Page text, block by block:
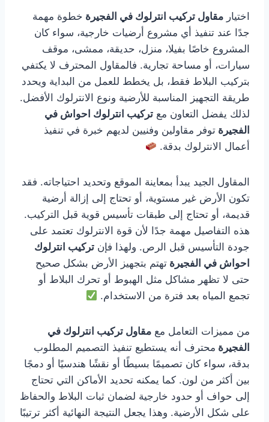
اختيار مقاول تركيب انترلوك في الفجيرة خطوة مهمة
جدًا عند تنفيذ أي مشروع أرضيات خارجية، سواء كان
المشروع خاصًا بفيلا، منزل، حديقة، ممشى، موقف
سيارات، أو مساحة تجارية. فالمقاول المحترف لا يكتفي
بتركيب البلاط فقط، بل يخطط للعمل من البداية ويحدد
طريقة التجهيز المناسبة للأرضية ونوع الانترلوك الأفضل.
لذلك يفضل التعاون مع تركيب انترلوك احواش في
الفجيرة توفر مقاولين وفنيين لديهم خبرة في تنفيذ
أعمال الانترلوك بدقة.
المقاول الجيد يبدأ بمعاينة الموقع وتحديد احتياجاته. فقد
تكون الأرض غير مستوية، أو تحتاج إلى إزالة أرضية
قديمة، أو تحتاج إلى طبقات تأسيس قوية قبل التركيب.
هذه التفاصيل مهمة جدًا لأن قوة الانترلوك تعتمد على
جودة التأسيس قبل الرص. ولهذا فإن تركيب انترلوك
احواش في الفجيرة تهتم بتجهيز الأرض بشكل صحيح
حتى لا تظهر مشاكل مثل الهبوط أو تحرك البلاط أو
تجمع المياه بعد فترة من الاستخدام.
من مميزات التعامل مع مقاول تركيب انترلوك في
الفجيرة محترف أنه يستطيع تنفيذ التصميم المطلوب
بدقة، سواء كان تصميمًا بسيطًا أو نقشًا هندسيًا أو دمجًا
بين أكثر من لون. كما يمكنه تحديد الأماكن التي تحتاج
إلى حواف أو حدود خارجية لضمان ثبات البلاط والحفاظ
على شكل الأرضية. وهذا يجعل النتيجة النهائية أكثر ترتيبًا